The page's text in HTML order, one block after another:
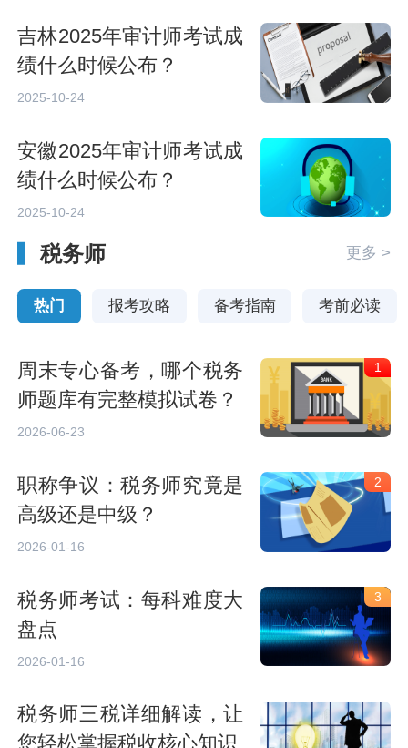
吉林2025年审计师考试成
绩什么时候公布？
2025-10-24
安徽2025年审计师考试成
绩什么时候公布？
2025-10-24
税务师 更多 >
热门 报考攻略 备考指南 考前必读
周末专心备考，哪个税务
师题库有完整模拟试卷？
2026-06-23
1
职称争议：税务师究竟是
高级还是中级？
2026-01-16
2
税务师考试：每科难度大
盘点
2026-01-16
3
税务师三税详细解读，让